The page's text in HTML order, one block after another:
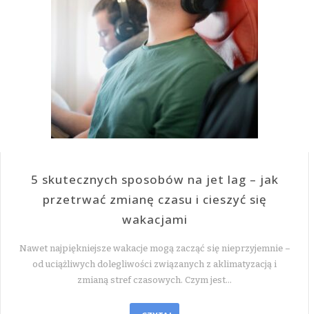
5 skutecznych sposobów na jet lag – jak
przetrwać zmianę czasu i cieszyć się
wakacjami
Nawet najpiękniejsze wakacje mogą zacząć się nieprzyjemnie –
od uciążliwych dolegliwości związanych z aklimatyzacją i
zmianą stref czasowych. Czym jest…